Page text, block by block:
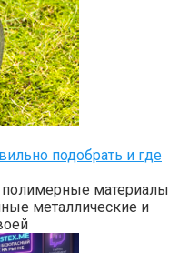
подобрать и где
полимерные материалы
металлические и